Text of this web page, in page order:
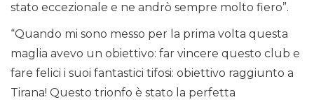
stato eccezionale e ne andrò sempre molto fiero”.
“Quando mi sono messo per la prima volta questa
maglia avevo un obiettivo: far vincere questo club e
fare felici i suoi fantastici tifosi: obiettivo raggiunto a
Tirana! Questo trionfo è stato la perfetta